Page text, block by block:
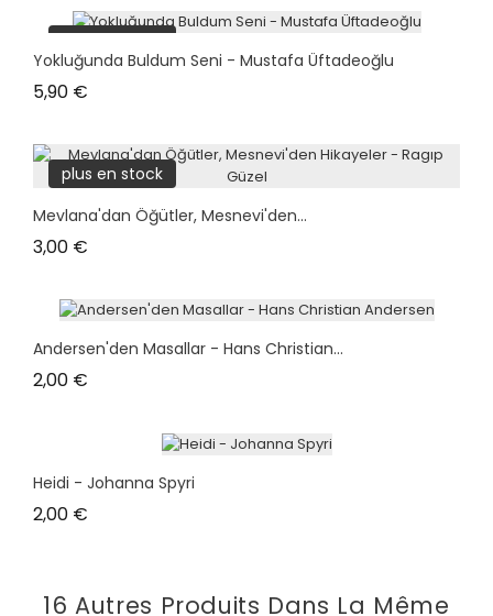
plus en stock
Yokluğunda Buldum Seni - Mustafa Üftadeoğlu
5,90 €
plus en stock
Mevlana'dan Öğütler, Mesnevi'den...
3,00 €
Andersen'den Masallar - Hans Christian...
2,00 €
Heidi - Johanna Spyri
2,00 €
16 Autres Produits Dans La Même